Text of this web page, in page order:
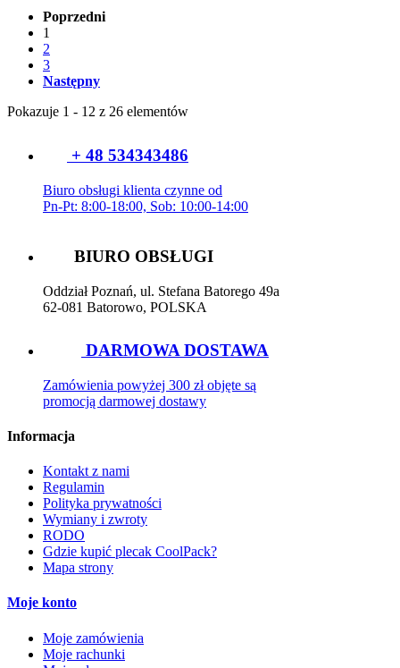
Poprzedni
1
2
3
Następny
Pokazuje 1 - 12 z 26 elementów
+ 48 534343486
Biuro obsługi klienta czynne od
Pn-Pt: 8:00-18:00, Sob: 10:00-14:00
BIURO OBSŁUGI
Oddział Poznań, ul. Stefana Batorego 49a
62-081 Batorowo, POLSKA
DARMOWA DOSTAWA
Zamówienia powyżej 300 zł objęte są
promocją darmowej dostawy
Informacja
Kontakt z nami
Regulamin
Polityka prywatności
Wymiany i zwroty
RODO
Gdzie kupić plecak CoolPack?
Mapa strony
Moje konto
Moje zamówienia
Moje rachunki